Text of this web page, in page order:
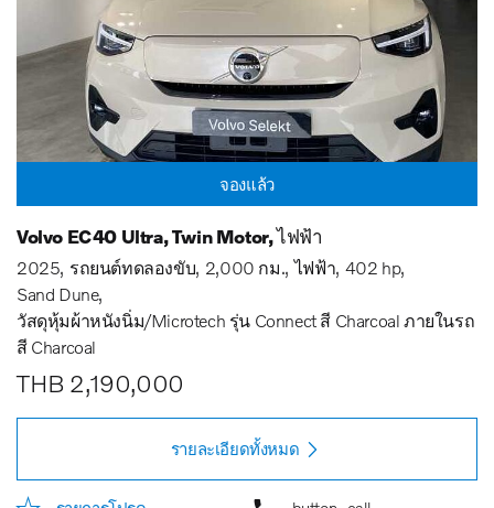
จองแล้ว
Volvo EC40 Ultra, Twin Motor, ไฟฟ้า
2025 รถยนต์ทดลองขับ 2,000 กม. ไฟฟ้า 402 hp
Sand Dune
วัสดุหุ้มผ้าหนังนิ่ม/Microtech รุ่น Connect สี Charcoal ภายในรถ
สี Charcoal
THB 2,190,000
รายละเอียดทั้งหมด